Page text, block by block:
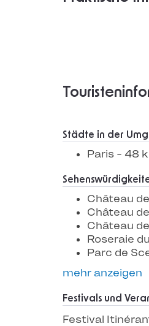
Städte in der
Paris - 48
Château
Château
Château
Roseraie
Parc de
mehr anzeigen
Festivals und
Festival